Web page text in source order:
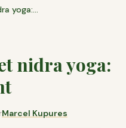
Beter slapen met nidra yoga: zo werkt het echt
nidra yoga:
Marcel Kupures